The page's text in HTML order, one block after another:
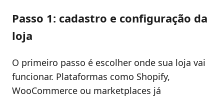
Passo 1: cadastro e configuração da
loja
O primeiro passo é escolher onde sua loja vai
funcionar. Plataformas como Shopify,
WooCommerce ou marketplaces já